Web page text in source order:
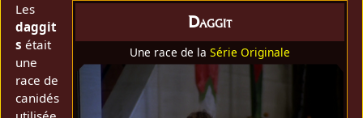
Daggit
Une race de la Série Originale
Les
daggit
s était
une
race de
canidés